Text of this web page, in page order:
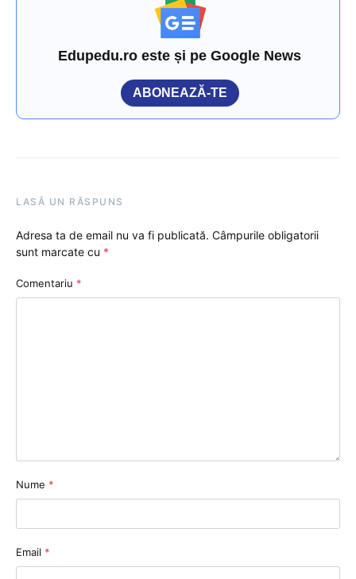
Edupedu.ro este și pe Google News
ABONEAZĂ-TE
LASĂ UN RĂSPUNS
Adresa ta de email nu va fi publicată. Câmpurile obligatorii
sunt marcate cu *
Comentariu *
Nume *
Email *